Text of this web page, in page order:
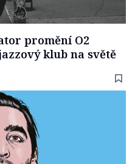
promění O2
klub na světě